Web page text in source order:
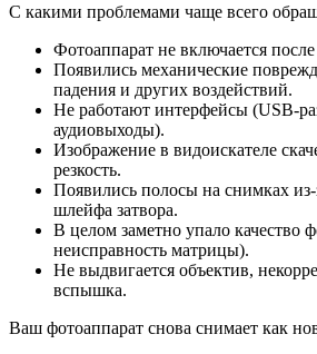
С какими проблемами чаще всего
Фотоаппарат не включается
Появились механические
падения и других воздействий.
Не работают интерфейсы (USB-
аудиовыходы).
Изображение в видоискателе
резкость.
Появились полосы на снимках
шлейфа затвора.
В целом заметно упало качество
неисправность матрицы).
Не выдвигается объектив,
вспышка.
Ваш фотоаппарат снова снимает как